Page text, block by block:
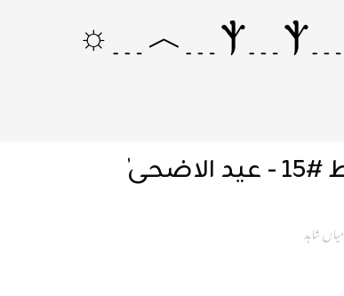
آج کی پرامپٹ: زیرو سے ہیرو سیریز: قسط #15 - عید الاضحیٰ
میاں شاہد